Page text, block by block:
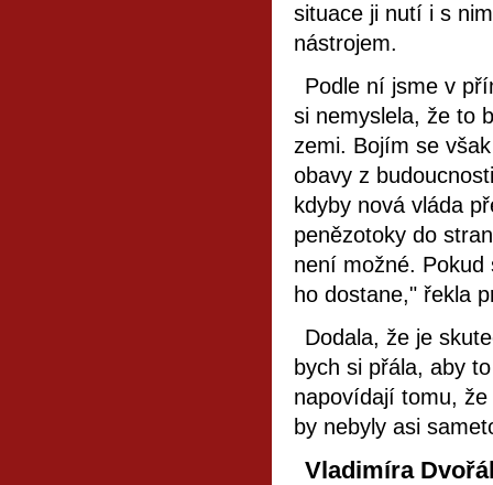
situace ji nutí i s
nástrojem.
Podle ní jsme v
si nemyslela, že to
zemi. Bojím se
obavy z
kdyby nová vláda
penězotoky do
není možné.
ho dostane," řekla
Dodala, že je
bych si přála, aby
napovídají tomu,
by nebyly asi
Vladimíra